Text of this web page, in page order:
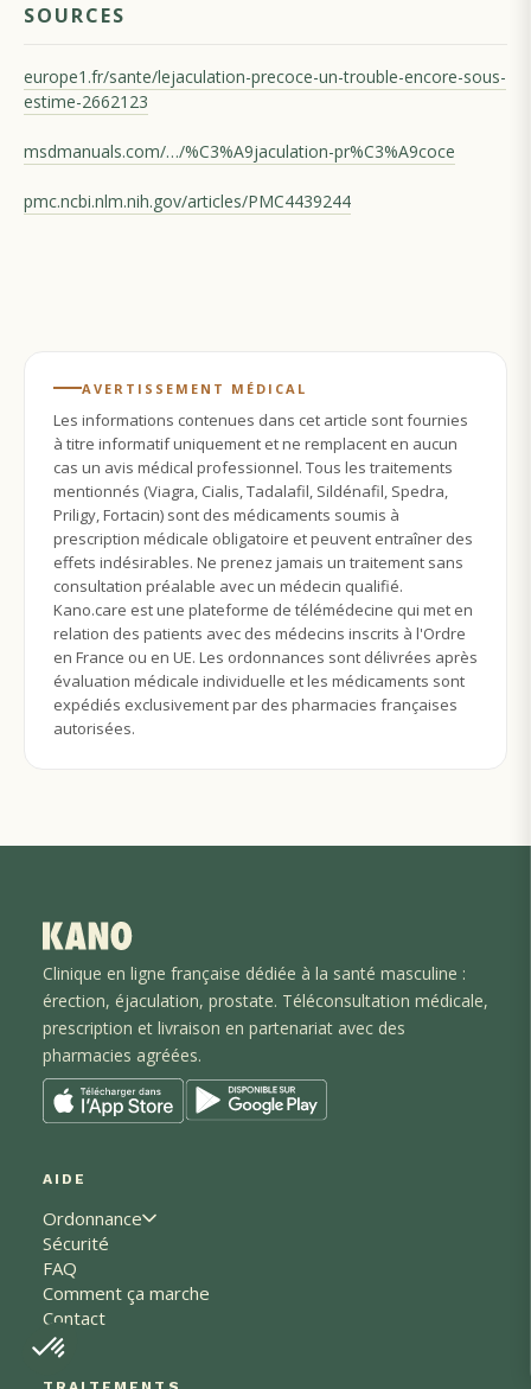
SOURCES
europe1.fr/sante/lejaculation-precoce-un-trouble-encore-sous-
estime-2662123
msdmanuals.com/…/%C3%A9jaculation-pr%C3%A9coce
pmc.ncbi.nlm.nih.gov/articles/PMC4439244
AVERTISSEMENT MÉDICAL
Les informations contenues dans cet article sont fournies
à titre informatif uniquement et ne remplacent en aucun
cas un avis médical professionnel. Tous les traitements
mentionnés (Viagra, Cialis, Tadalafil, Sildénafil, Spedra,
Priligy, Fortacin) sont des médicaments soumis à
prescription médicale obligatoire et peuvent entraîner des
effets indésirables. Ne prenez jamais un traitement sans
consultation préalable avec un médecin qualifié.
Kano.care est une plateforme de télémédecine qui met en
relation des patients avec des médecins inscrits à l'Ordre
en France ou en UE. Les ordonnances sont délivrées après
évaluation médicale individuelle et les médicaments sont
expédiés exclusivement par des pharmacies françaises
autorisées.
Clinique en ligne française dédiée à la santé masculine :
érection, éjaculation, prostate. Téléconsultation médicale,
prescription et livraison en partenariat avec des
pharmacies agréées.
AIDE
Ordonnance
Sécurité
FAQ
Comment ça marche
Contact